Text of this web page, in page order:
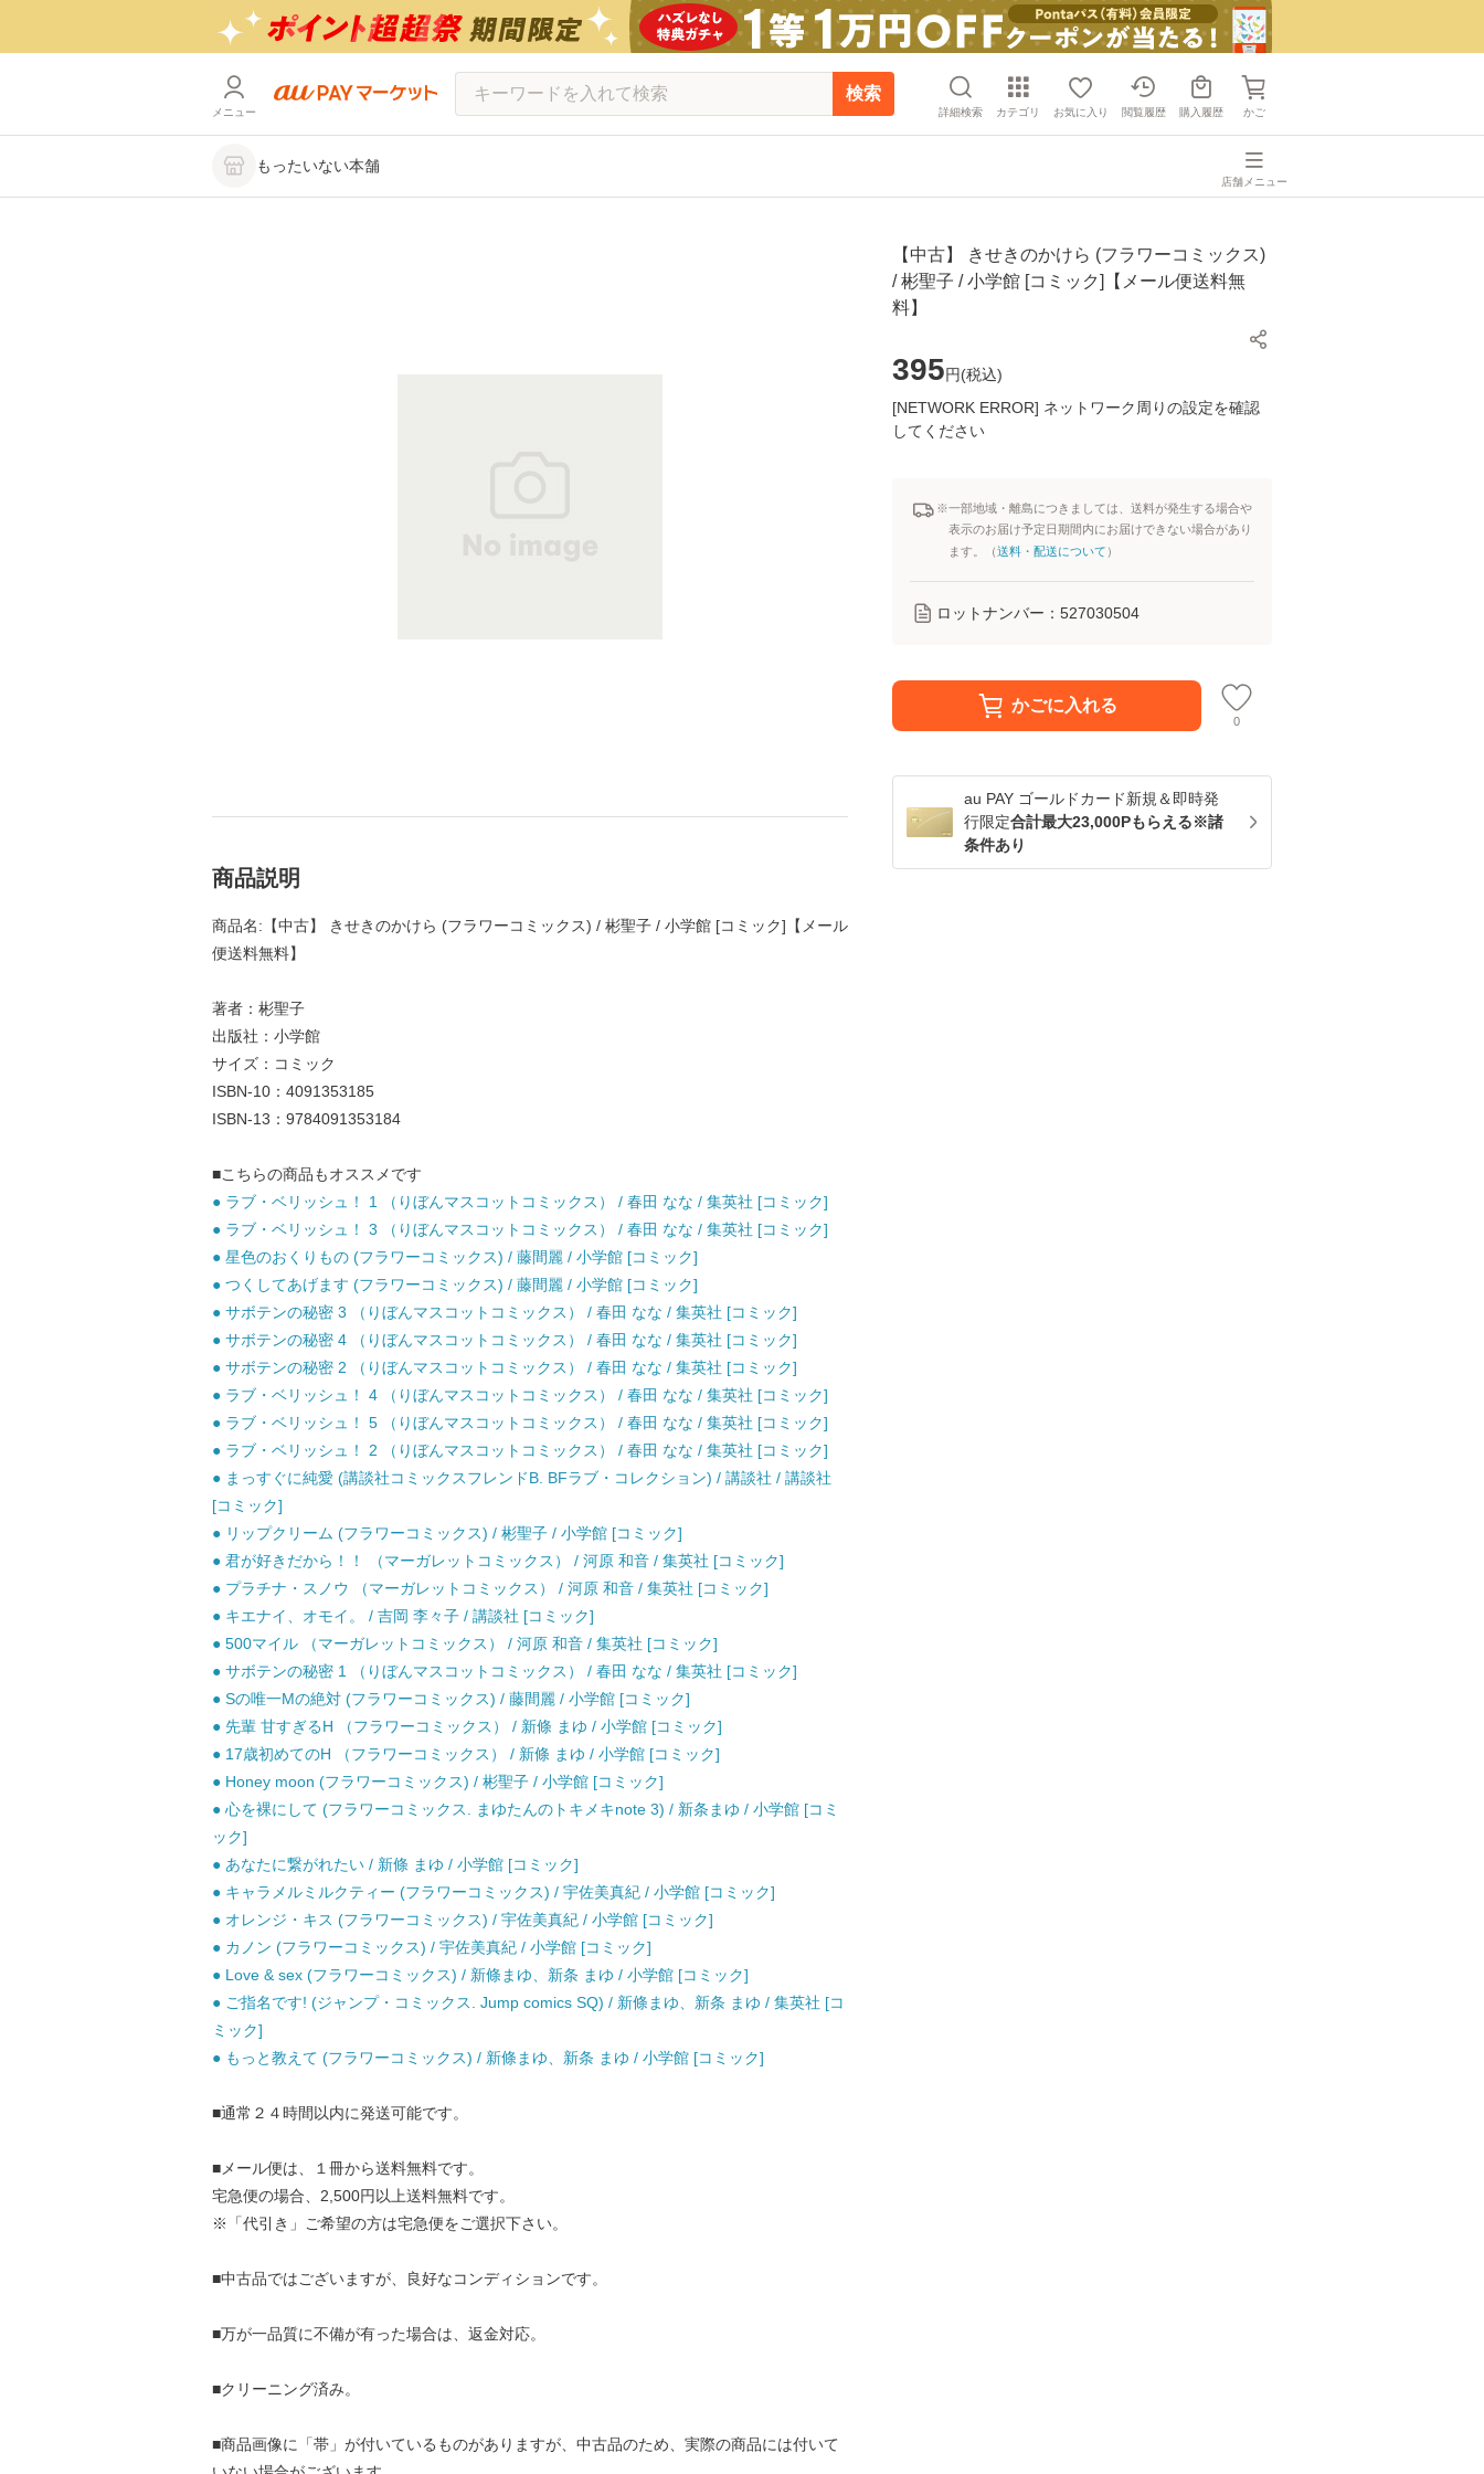
メニュー
検索
詳細検索 カテゴリ お気に入り 閲覧履歴 購入履歴 かご
もったいない本舗
店舗メニュー
【中古】 きせきのかけら (フラワーコミックス)
/ 彬聖子 / 小学館 [コミック]【メール便送料無
料】
395円(税込)
[NETWORK ERROR] ネットワーク周りの設定を確認
してください
※一部地域・離島につきましては、送料が発生する場合や
表示のお届け予定日期間内にお届けできない場合があり
ます。（送料・配送について ）
ロットナンバー： 527030504
かごに入れる
0
au PAY ゴールドカード新規＆即時発
行限定合計最大23,000Pもらえる※諸
条件あり
商品説明
商品名:【中古】 きせきのかけら (フラワーコミックス) / 彬聖子 / 小学館 [コミック]【メール
便送料無料】
著者：彬聖子
出版社：小学館
サイズ：コミック
ISBN-10：4091353185
ISBN-13：9784091353184
■こちらの商品もオススメです
● ラブ・ベリッシュ！ 1 （りぼんマスコットコミックス） / 春田 なな / 集英社 [コミック]
● ラブ・ベリッシュ！ 3 （りぼんマスコットコミックス） / 春田 なな / 集英社 [コミック]
● 星色のおくりもの (フラワーコミックス) / 藤間麗 / 小学館 [コミック]
● つくしてあげます (フラワーコミックス) / 藤間麗 / 小学館 [コミック]
● サボテンの秘密 3 （りぼんマスコットコミックス） / 春田 なな / 集英社 [コミック]
● サボテンの秘密 4 （りぼんマスコットコミックス） / 春田 なな / 集英社 [コミック]
● サボテンの秘密 2 （りぼんマスコットコミックス） / 春田 なな / 集英社 [コミック]
● ラブ・ベリッシュ！ 4 （りぼんマスコットコミックス） / 春田 なな / 集英社 [コミック]
● ラブ・ベリッシュ！ 5 （りぼんマスコットコミックス） / 春田 なな / 集英社 [コミック]
● ラブ・ベリッシュ！ 2 （りぼんマスコットコミックス） / 春田 なな / 集英社 [コミック]
● まっすぐに純愛 (講談社コミックスフレンドB. BFラブ・コレクション) / 講談社 / 講談社
[コミック]
● リップクリーム (フラワーコミックス) / 彬聖子 / 小学館 [コミック]
● 君が好きだから！！ （マーガレットコミックス） / 河原 和音 / 集英社 [コミック]
● プラチナ・スノウ （マーガレットコミックス） / 河原 和音 / 集英社 [コミック]
● キエナイ、オモイ。 / 吉岡 李々子 / 講談社 [コミック]
● 500マイル （マーガレットコミックス） / 河原 和音 / 集英社 [コミック]
● サボテンの秘密 1 （りぼんマスコットコミックス） / 春田 なな / 集英社 [コミック]
● Sの唯一Mの絶対 (フラワーコミックス) / 藤間麗 / 小学館 [コミック]
● 先輩 甘すぎるH （フラワーコミックス） / 新條 まゆ / 小学館 [コミック]
● 17歳初めてのH （フラワーコミックス） / 新條 まゆ / 小学館 [コミック]
● Honey moon (フラワーコミックス) / 彬聖子 / 小学館 [コミック]
● 心を裸にして (フラワーコミックス. まゆたんのトキメキnote 3) / 新条まゆ / 小学館 [コミ
ック]
● あなたに繋がれたい / 新條 まゆ / 小学館 [コミック]
● キャラメルミルクティー (フラワーコミックス) / 宇佐美真紀 / 小学館 [コミック]
● オレンジ・キス (フラワーコミックス) / 宇佐美真紀 / 小学館 [コミック]
● カノン (フラワーコミックス) / 宇佐美真紀 / 小学館 [コミック]
● Love & sex (フラワーコミックス) / 新條まゆ、新条 まゆ / 小学館 [コミック]
● ご指名です! (ジャンプ・コミックス. Jump comics SQ) / 新條まゆ、新条 まゆ / 集英社 [コ
ミック]
● もっと教えて (フラワーコミックス) / 新條まゆ、新条 まゆ / 小学館 [コミック]
■通常２４時間以内に発送可能です。
■メール便は、１冊から送料無料です。
宅急便の場合、2,500円以上送料無料です。
※「代引き」ご希望の方は宅急便をご選択下さい。
■中古品ではございますが、良好なコンディションです。
■万が一品質に不備が有った場合は、返金対応。
■クリーニング済み。
■商品画像に「帯」が付いているものがありますが、中古品のため、実際の商品には付いて